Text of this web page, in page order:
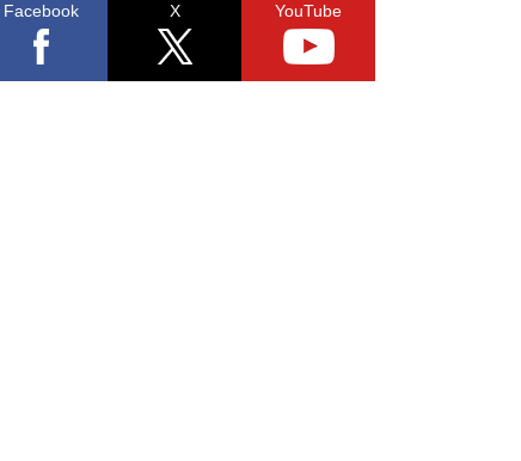
Facebook X YouTube